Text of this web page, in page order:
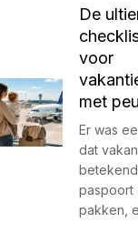
De
voor
met
Er was
dat
paspoort
pakken,